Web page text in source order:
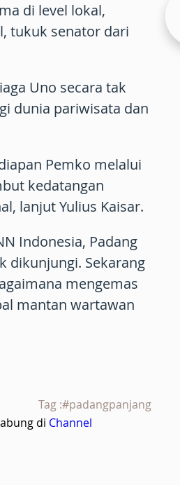
di level lokal,
tukuk senator dari
Uno secara tak
dunia pariwisata dan
Pemko melalui
kedatangan
lanjut Yulius Kaisar.
Indonesia, Padang
dikunjungi. Sekarang
mengemas
mantan wartawan
Tag :#padangpanjang
di Channel